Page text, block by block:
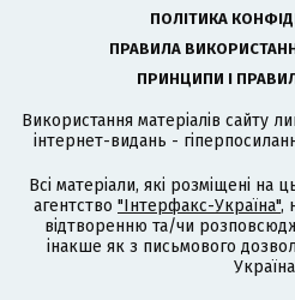
ПОЛІТИКА
ПРАВИЛА
ПРИНЦИПИ І
Використання матеріалів сайту
інтернет-видань -
Всі матеріали, які розміщені на
агентство "Інтерфакс-Україна",
відтворенню та/чи
інакше як з письмового